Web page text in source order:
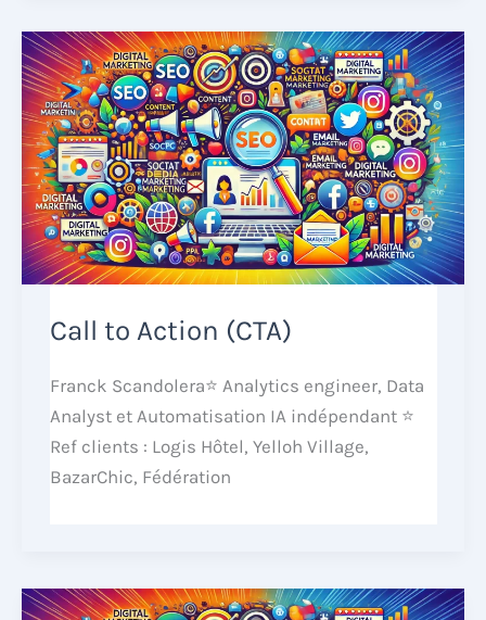
Call to Action (CTA)
Franck Scandolera⭐ Analytics engineer, Data
Analyst et Automatisation IA indépendant ⭐
Ref clients : Logis Hôtel, Yelloh Village,
BazarChic, Fédération